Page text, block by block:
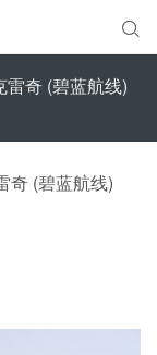

奇 (碧蓝航线)
奇 (碧蓝航线)